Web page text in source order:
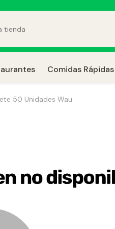
Comidas Rápidas
50 Unidades Wau